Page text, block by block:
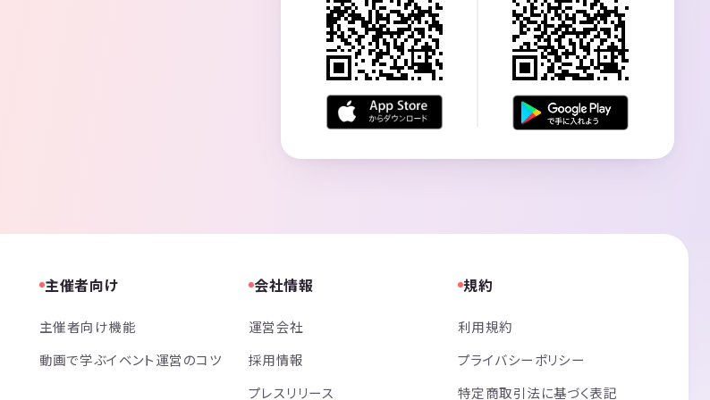
主催者向け
主催者向け機能
動画で学ぶイベント運営のコツ
会社情報
運営会社
採用情報
プレスリリース
規約
利用規約
プライバシーポリシー
特定商取引法に基づく表記